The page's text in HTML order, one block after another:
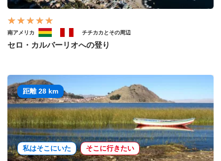
南アメリカ チチカカとその周辺
セロ・カルバーリオへの登り
距離 28 km
私はそこにいた そこに行きたい